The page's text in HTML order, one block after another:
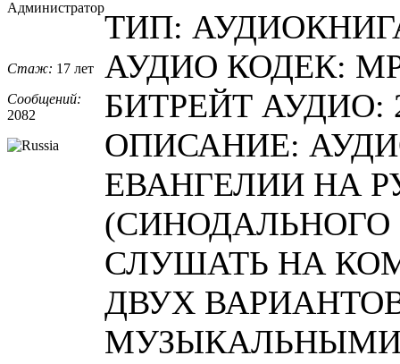
Администратор
Стаж: 17 лет
Сообщений:
2082
ТИП:
АУДИО КОДЕК:
БИТРЕЙТ АУДИО:
ОПИСАНИЕ:
ЕВАНГЕЛИИ НА
СЛУШАТЬ НА
ДВУХ